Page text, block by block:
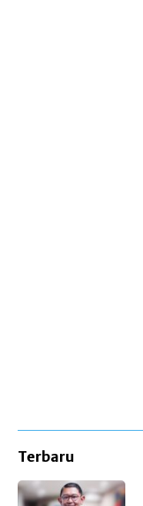
Terbaru